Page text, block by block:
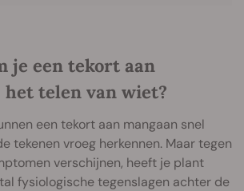
je een tekort aan
het telen van wiet?
een tekort aan mangaan snel
tekenen vroeg herkennen. Maar tegen
verschijnen, heeft je plant
fysiologische tegenslagen achter de